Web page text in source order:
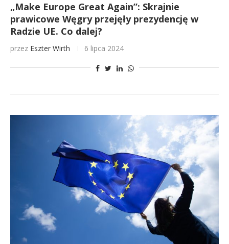
„Make Europe Great Again”: Skrajnie
prawicowe Węgry przejęły prezydencję w
Radzie UE. Co dalej?
przez Eszter Wirth 6 lipca 2024